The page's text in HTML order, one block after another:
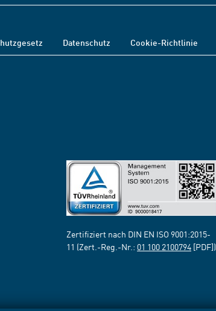
Datenschutz Cookie-Richtlinie
Zertifiziert nach DIN EN ISO 9001:2015-
11 (Zert.-Reg.-Nr.: 01 100 2100794 [PDF])